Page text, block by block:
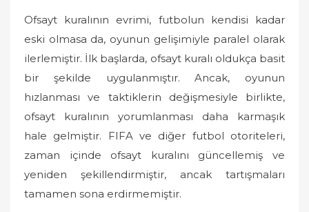
Ofsayt kuralının evrimi, futbolun kendisi kadar
eski olmasa da, oyunun gelişimiyle paralel olarak
ilerlemiştir. İlk başlarda, ofsayt kuralı oldukça basit
bir şekilde uygulanmıştır. Ancak, oyunun
hızlanması ve taktiklerin değişmesiyle birlikte,
ofsayt kuralının yorumlanması daha karmaşık
hale gelmiştir. FIFA ve diğer futbol otoriteleri,
zaman içinde ofsayt kuralını güncellemiş ve
yeniden şekillendirmiştir, ancak tartışmaları
tamamen sona erdirmemiştir.